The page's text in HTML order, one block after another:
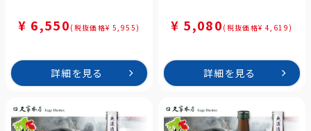
¥ 6,550 (税抜価格¥ 5,955)
詳細を見る
¥ 5,080 (税抜価格¥ 4,619)
詳細を見る